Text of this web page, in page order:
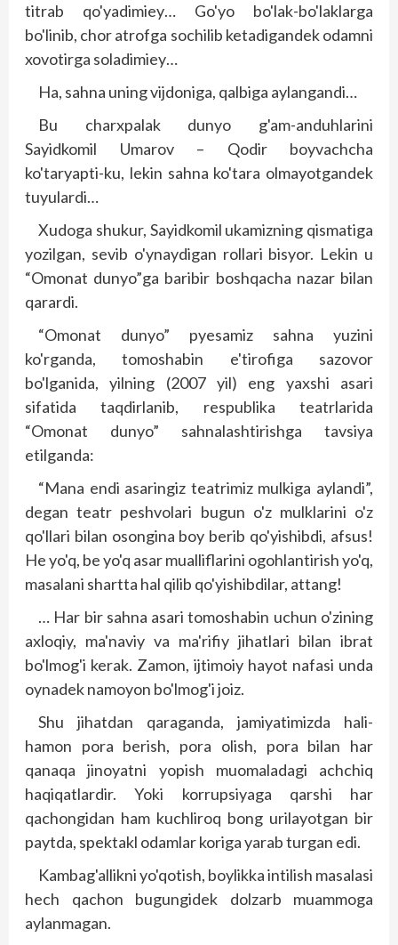
titrab qo'yadimiey… Go'yo bo'lak-bo'laklarga
bo'linib, chor atrofga sochilib ketadigandek odamni
xovotirga soladimiey…
Ha, sahna uning vijdoniga, qalbiga aylangandi…
Bu charxpalak dunyo g'am-anduhlarini
Sayidkomil Umarov – Qodir boyvachcha
ko'taryapti-ku, lekin sahna ko'tara olmayotgandek
tuyulardi…
Xudoga shukur, Sayidkomil ukamizning qismatiga
yozilgan, sevib o'ynaydigan rollari bisyor. Lekin u
“Omonat dunyo”ga baribir boshqacha nazar bilan
qarardi.
“Omonat dunyo” pyesamiz sahna yuzini
ko'rganda, tomoshabin e'tirofiga sazovor
bo'lganida, yilning (2007 yil) eng yaxshi asari
sifatida taqdirlanib, respublika teatrlarida
“Omonat dunyo” sahnalashtirishga tavsiya
etilganda:
“Mana endi asaringiz teat­rimiz mulkiga aylandi”,
degan teatr peshvolari bugun o'z mulklarini o'z
qo'llari bilan osongina boy berib qo'yishibdi, afsus!
He yo'q, be yo'q asar mualliflarini ogohlantirish yo'q,
masalani shartta hal qilib qo'yishibdilar, attang!
… Har bir sahna asari tomoshabin uchun o'zining
axloqiy, ma'naviy va ma'rifiy jihatlari bilan ibrat
bo'lmog'i kerak. Zamon, ijtimoiy hayot nafasi unda
oynadek namoyon bo'lmog'i joiz.
Shu jihatdan qaraganda, jamiyatimizda hali-
hamon pora berish, pora olish, pora bilan har
qanaqa jinoyatni yopish muomaladagi achchiq
haqiqatlardir. Yoki korrupsiyaga qarshi har
qachongidan ham kuchliroq bong urilayotgan bir
paytda, spektakl odamlar koriga yarab turgan edi.
Kambag'allikni yo'qotish, boylikka intilish masalasi
hech qachon bugungidek dolzarb muammoga
aylanmagan.